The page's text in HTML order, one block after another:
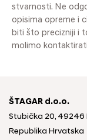
stvarnosti. Ne
opisima opreme i
biti što precizniji i
molimo
ŠTAGAR d.o.o.
Stubička 20, 49246
Republika Hrvatska